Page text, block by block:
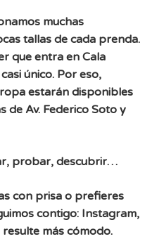
muchas
tallas de cada prenda.
que entra en Cala
único. Por eso,
estarán disponibles
de Av. Federico Soto y
probar, descubrir…
con prisa o prefieres
contigo: Instagram,
más cómodo.